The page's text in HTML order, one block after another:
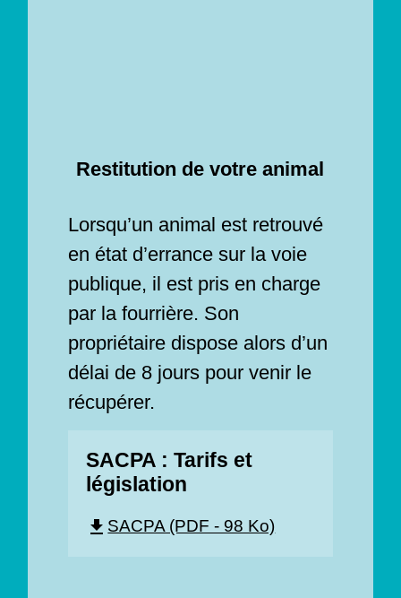
Restitution de votre animal
Lorsqu’un animal est retrouvé
en état d’errance sur la voie
publique, il est pris en charge
par la fourrière. Son
propriétaire dispose alors d’un
délai de 8 jours pour venir le
récupérer.
SACPA : Tarifs et
législation
file_download SACPA (PDF - 98 Ko)